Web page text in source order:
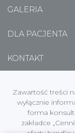
GALERIA
DLA PACJENTA
KONTAKT
Zawartość treści
wyłącznie
forma
zakładce